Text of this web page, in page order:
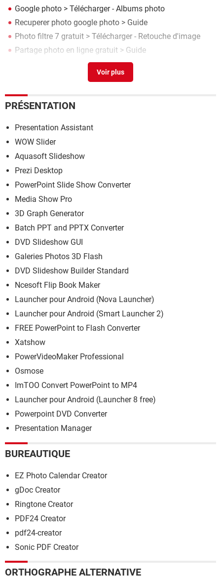
Google photo > Télécharger - Albums photo
Recuperer photo google photo > Guide
Photo filtre 7 gratuit > Télécharger - Retouche d'image
Partage photo en ligne gratuit > Guide
Comment légender une photo> Guide
PRÉSENTATION
Presentation Assistant
WOW Slider
Aquasoft Slideshow
Prezi Desktop
PowerPoint Slide Show Converter
Media Show Pro
3D Graph Generator
Batch PPT and PPTX Converter
DVD Slideshow GUI
Galeries Photos 3D Flash
DVD Slideshow Builder Standard
Ncesoft Flip Book Maker
Launcher pour Android (Nova Launcher)
Launcher pour Android (Smart Launcher 2)
FREE PowerPoint to Flash Converter
Xatshow
PowerVideoMaker Professional
Osmose
ImTOO Convert PowerPoint to MP4
Launcher pour Android (Launcher 8 free)
Powerpoint DVD Converter
Presentation Manager
BUREAUTIQUE
EZ Photo Calendar Creator
gDoc Creator
Ringtone Creator
PDF24 Creator
pdf24-creator
Sonic PDF Creator
ORTHOGRAPHE ALTERNATIVE